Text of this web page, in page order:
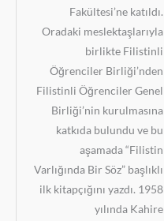
Fakültesi’ne katıldı.
Oradaki meslektaşlarıyla
birlikte Filistinli
Öğrenciler Birliği’nden
Filistinli Öğrenciler Genel
Birliği’nin kurulmasına
katkıda bulundu ve bu
aşamada “Filistin
Varlığında Bir Söz” başlıklı
ilk kitapçığını yazdı. 1958
yılında Kahire